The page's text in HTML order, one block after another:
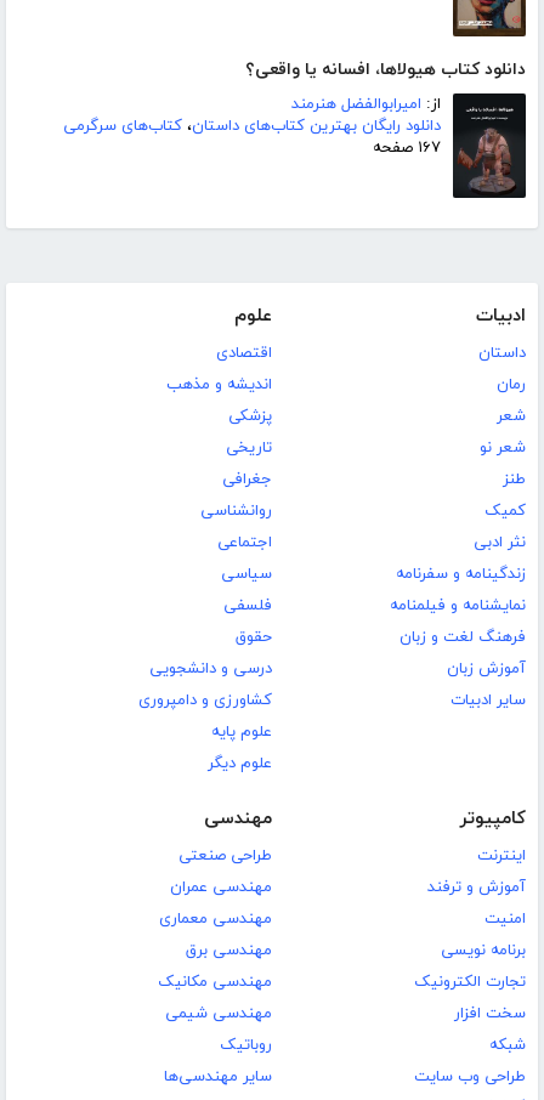
دانلود کتاب هیولاها، افسانه یا واقعی؟
از: امیرابوالفضل هنرمند
دانلود رایگان بهترین کتاب‌های داستان، کتاب‌های سرگرمی
۱۶۷ صفحه
ادبیات
داستان
رمان
شعر
شعر نو
طنز
کمیک
نثر ادبی
زندگینامه و سفرنامه
نمایشنامه و فیلمنامه
فرهنگ لغت و زبان
آموزش زبان
سایر ادبیات
علوم
اقتصادی
اندیشه و مذهب
پزشکی
تاریخی
جغرافی
روانشناسی
اجتماعی
سیاسی
فلسفی
حقوق
درسی و دانشجویی
کشاورزی و دامپروری
علوم پایه
علوم دیگر
کامپیوتر
اینترنت
آموزش و ترفند
امنیت
برنامه نویسی
تجارت الکترونیک
سخت افزار
شبکه
طراحی وب سایت
مهندسی
طراحی صنعتی
مهندسی عمران
مهندسی معماری
مهندسی برق
مهندسی مکانیک
مهندسی شیمی
روباتیک
سایر مهندسی‌ها